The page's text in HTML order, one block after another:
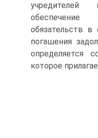
учредителей
обеспечение
обязательств
погашения
определяется
которое